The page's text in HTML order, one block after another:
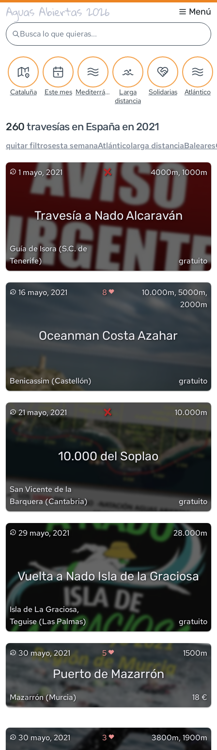
Aguas Abiertas 2026 Menú
Busca lo que quieras...
Cataluña Este mes Mediterráneo
Larga
distancia
Solidarias Atlántico
260 travesías en España en 2021
quitar filtrosesta semanaAtlánticolarga distanciaBaleares
1 mayo, 2021 × 4000m, 1000m
Travesía a Nado Alcaraván
Guía de Isora (S.C. de
Tenerife) gratuito
16 mayo, 2021 8
10.000m, 5000m,
2000m
Oceanman Costa Azahar
Benicassim (Castellón) gratuito
21 mayo, 2021 × 10.000m
10.000 del Soplao
San Vicente de la
Barquera(Cantabria) gratuito
29 mayo, 2021 28.000m
Vuelta a Nado Isla de la Graciosa
Isla de La Graciosa,
Teguise(Las Palmas) gratuito
30 mayo, 2021 5 1500m
Puerto de Mazarrón
Mazarrón(Murcia) 18 €
30 mayo, 2021 3 3800m, 1900m